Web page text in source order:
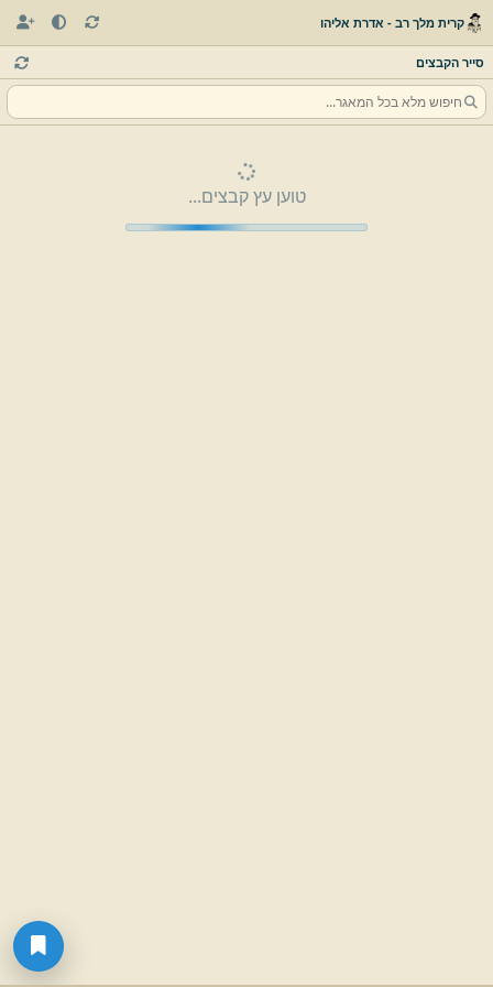
קרית מלך רב - אדרת אליהו
סייר הקבצים
טוען עץ קבצים...